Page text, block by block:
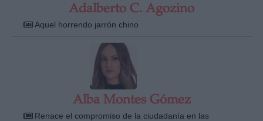
Adalberto C. Agozino
Aquel horrendo jarrón chino
Alba Montes Gómez
Renace el compromiso de la ciudadanía en las
link
Información adicional